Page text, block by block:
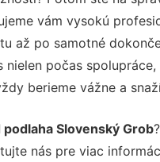
vám vysokú
až po samotné
nielen počas
berieme vážne a
podlaha Slovenský Grob
nás pre viac